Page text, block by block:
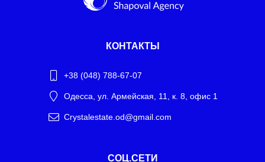
КОНТАКТЫ
+38 (048) 788-67-07
Одесса, ул. Армейская, 11, к. 8, офис 1
Crystalestate.od@gmail.com
СОЦ.СЕТИ